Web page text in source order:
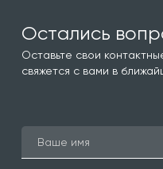
Остались
Оставьте свои
свяжется с вами в